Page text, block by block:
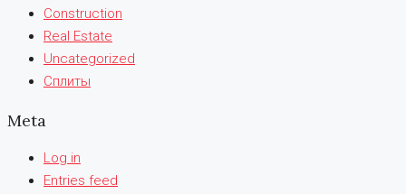
Construction
Real Estate
Uncategorized
Сплиты
Meta
Log in
Entries feed